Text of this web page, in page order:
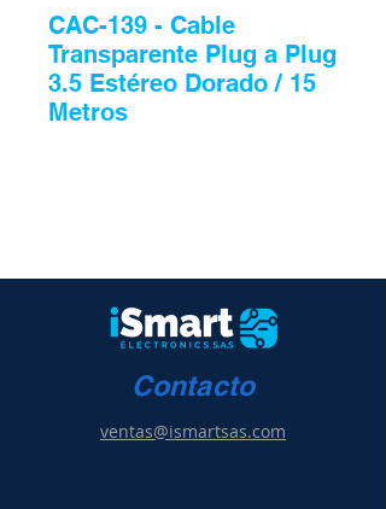
CAC-139 - Cable
Transparente Plug a Plug
3.5 Estéreo Dorado / 15
Metros
Contacto
ventas@ismartsas.com